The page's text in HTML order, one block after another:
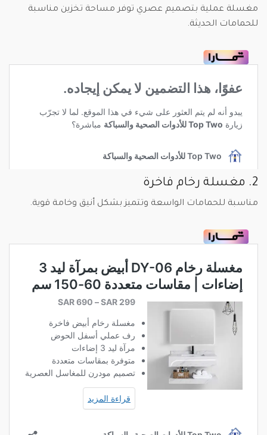
مغسلة عملية بتصميم عصري توفر مساحة تخزين مناسبة
للحمامات الحديثة.
2. مغسلة رخام فاخرة
مناسبة للحمامات الواسعة وتتميز بشكل أنيق وخامة قوية.